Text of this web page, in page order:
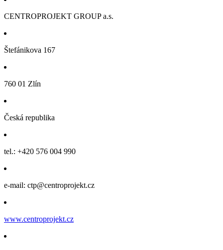
CENTROPROJEKT GROUP a.s.
Štefánikova 167
760 01 Zlín
Česká republika
tel.: +420 576 004 990
e-mail: ctp@centroprojekt.cz
www.centroprojekt.cz